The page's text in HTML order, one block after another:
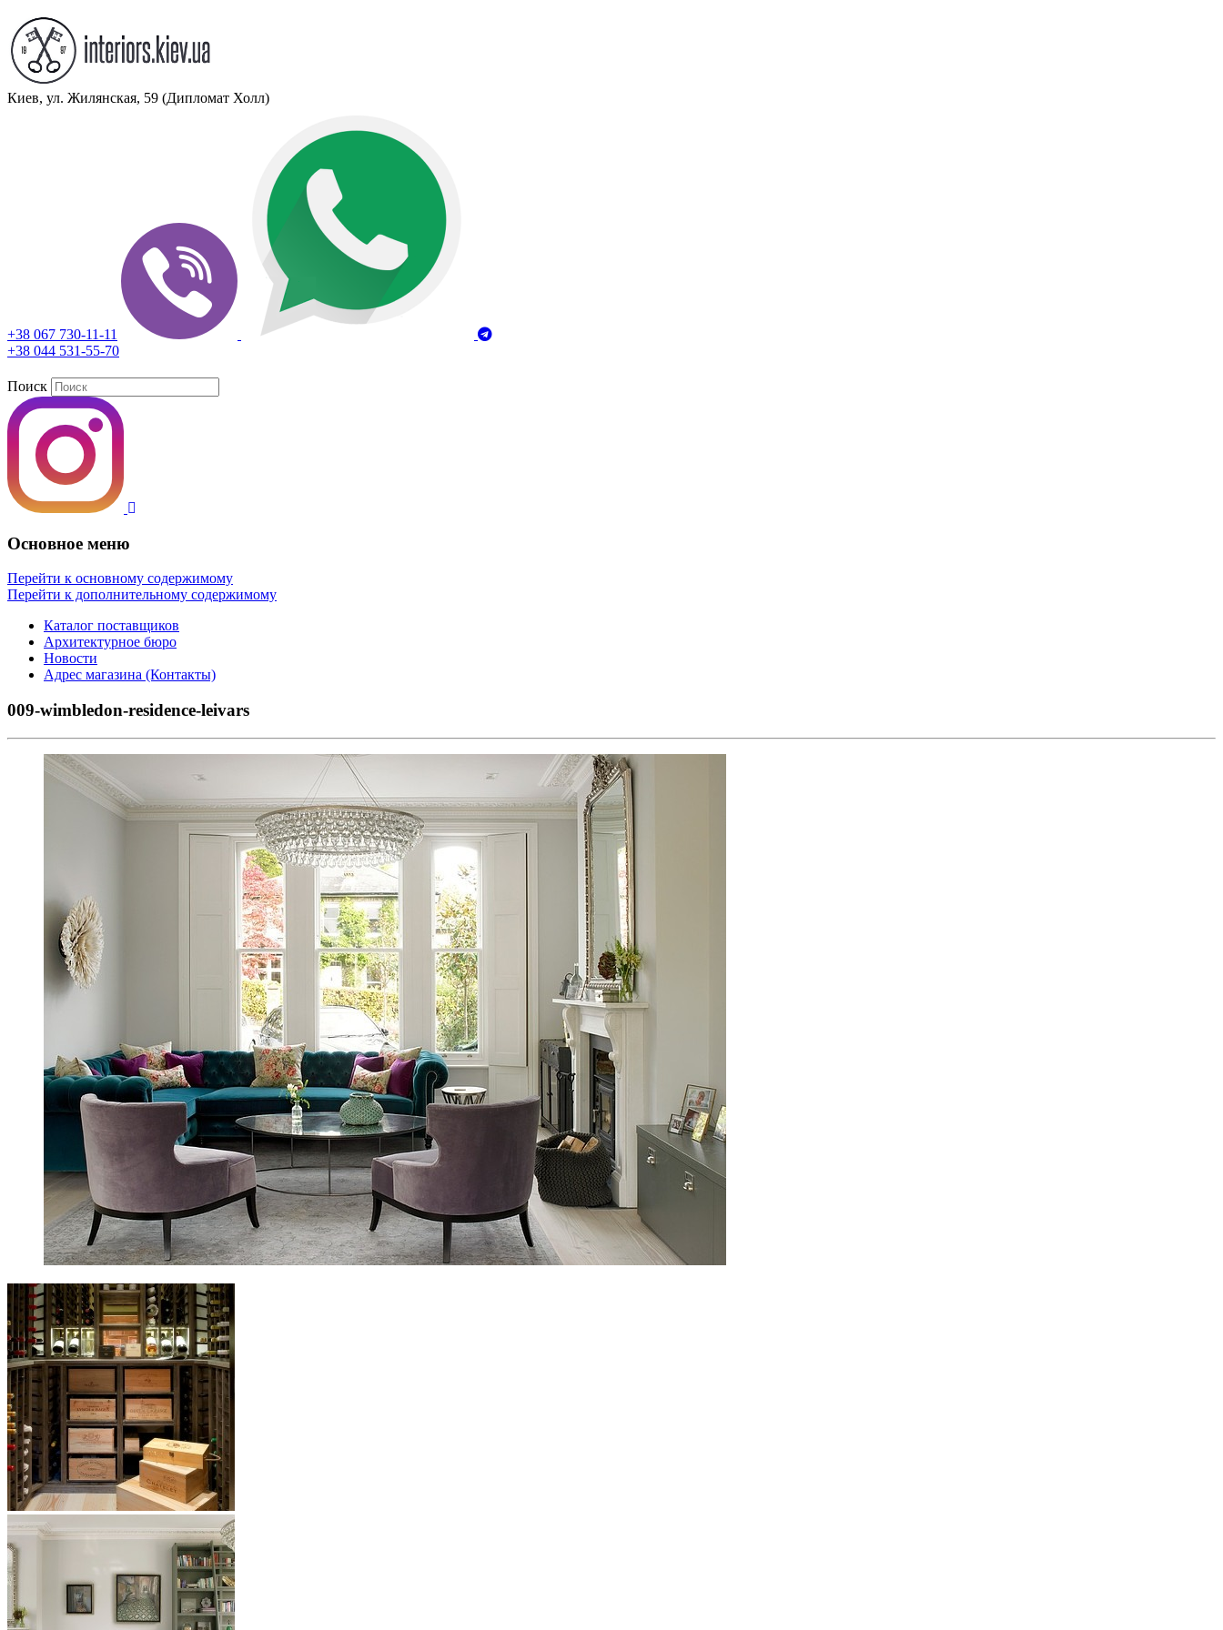
Киев, ул. Жилянская, 59 (Дипломат Холл)
+38 067 730-11-11
+38 044 531-55-70
Поиск
Основное меню
Перейти к основному содержимому
Перейти к дополнительному содержимому
Каталог поставщиков
Архитектурное бюро
Новости
Адрес магазина (Контакты)
009-wimbledon-residence-leivars